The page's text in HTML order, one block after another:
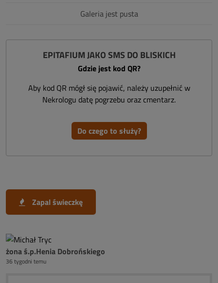
Galeria jest pusta
EPITAFIUM JAKO SMS DO BLISKICH
Gdzie jest kod QR?
Aby kod QR mógł się pojawić, należy uzupełnić w
Nekrologu datę pogrzebu oraz cmentarz.
Do czego to służy?
Zapal świeczkę
żona ś.p.Henia Dobrońskiego
36 tygodni temu